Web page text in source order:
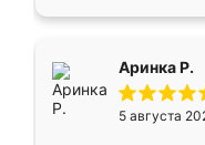
Аринка Р.
5 августа